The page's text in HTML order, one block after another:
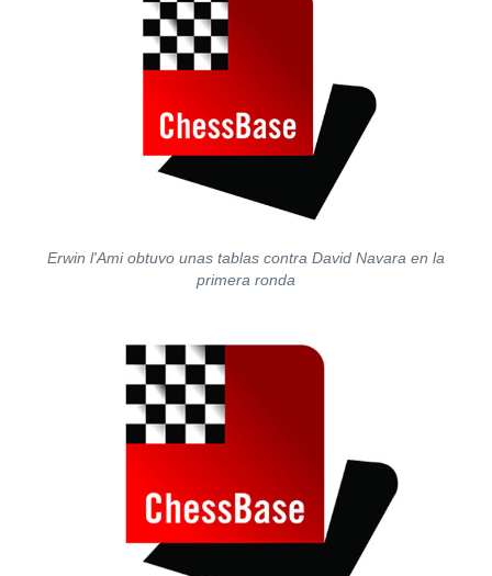
Erwin l'Ami obtuvo unas tablas contra David Navara en la
primera ronda